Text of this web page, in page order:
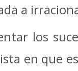
a
los
en que